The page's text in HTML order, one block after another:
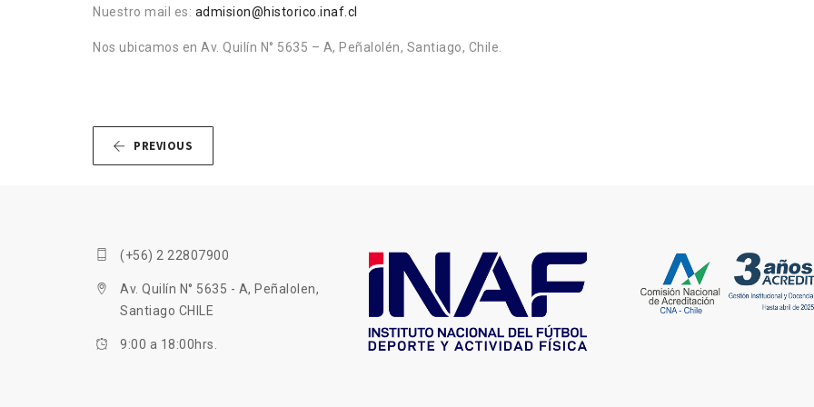
Nuestro mail es: admision@historico.inaf.cl
Nos ubicamos en Av. Quilín N° 5635 – A, Peñalolén, Santiago, Chile.
PREVIOUS
(+56) 2 22807900
Av. Quilín N° 5635 - A, Peñalolen,
Santiago CHILE
9:00 a 18:00hrs.